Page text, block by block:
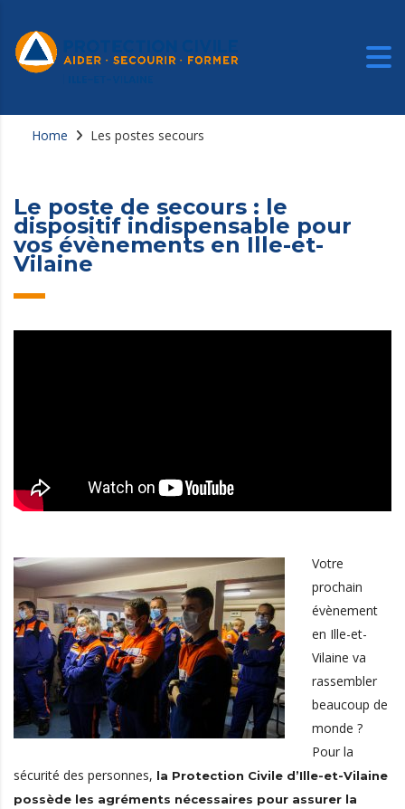
Home Les postes secours
Le poste de secours : le
dispositif indispensable pour
vos évènements en Ille-et-
Vilaine
Votre
prochain
évènement
en Ille-et-
Vilaine va
rassembler
beaucoup de
monde ?
Pour la
sécurité des personnes, la Protection Civile d’Ille-et-Vilaine
possède les agréments nécessaires pour assurer la